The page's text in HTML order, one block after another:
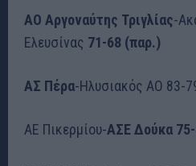
ΑΟ Αργοναύτης Τριγλίας-
Ελευσίνας 71-68 (παρ.)
ΑΣ Πέρα-Ηλυσιακός ΑΟ 83-
ΑΕ Πικερμίου-ΑΣΕ Δούκα